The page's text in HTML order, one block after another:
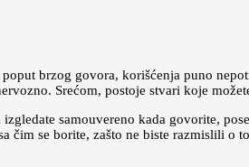
brzog govora, korišćenja puno
Srećom, postoje stvari koje
samouvereno kada govorite,
čim se borite, zašto ne biste razmislili o